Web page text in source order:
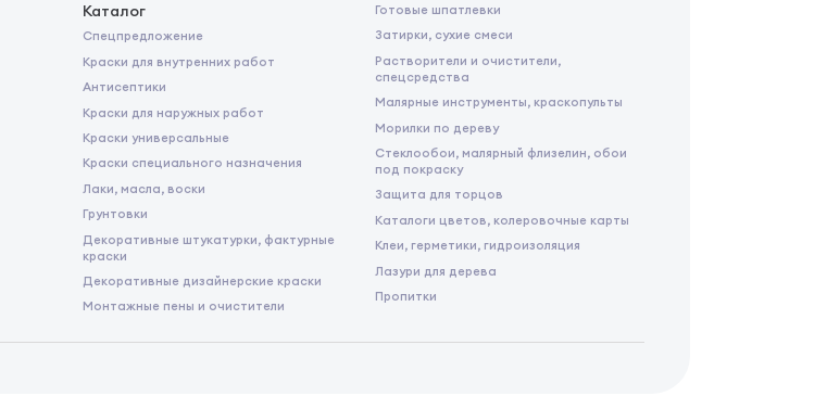
Каталог
Спецпредложение
Краски для внутренних работ
Антисептики
Краски для наружных работ
Краски универсальные
Краски специального назначения
Лаки, масла, воски
Грунтовки
Декоративные штукатурки, фактурные
краски
Декоративные дизайнерские краски
Монтажные пены и очистители
Готовые шпатлевки
Затирки, сухие смеси
Растворители и очистители,
спецсредства
Малярные инструменты, краскопульты
Морилки по дереву
Стеклообои, малярный флизелин, обои
под покраску
Защита для торцов
Каталоги цветов, колеровочные карты
Клеи, герметики, гидроизоляция
Лазури для дерева
Пропитки